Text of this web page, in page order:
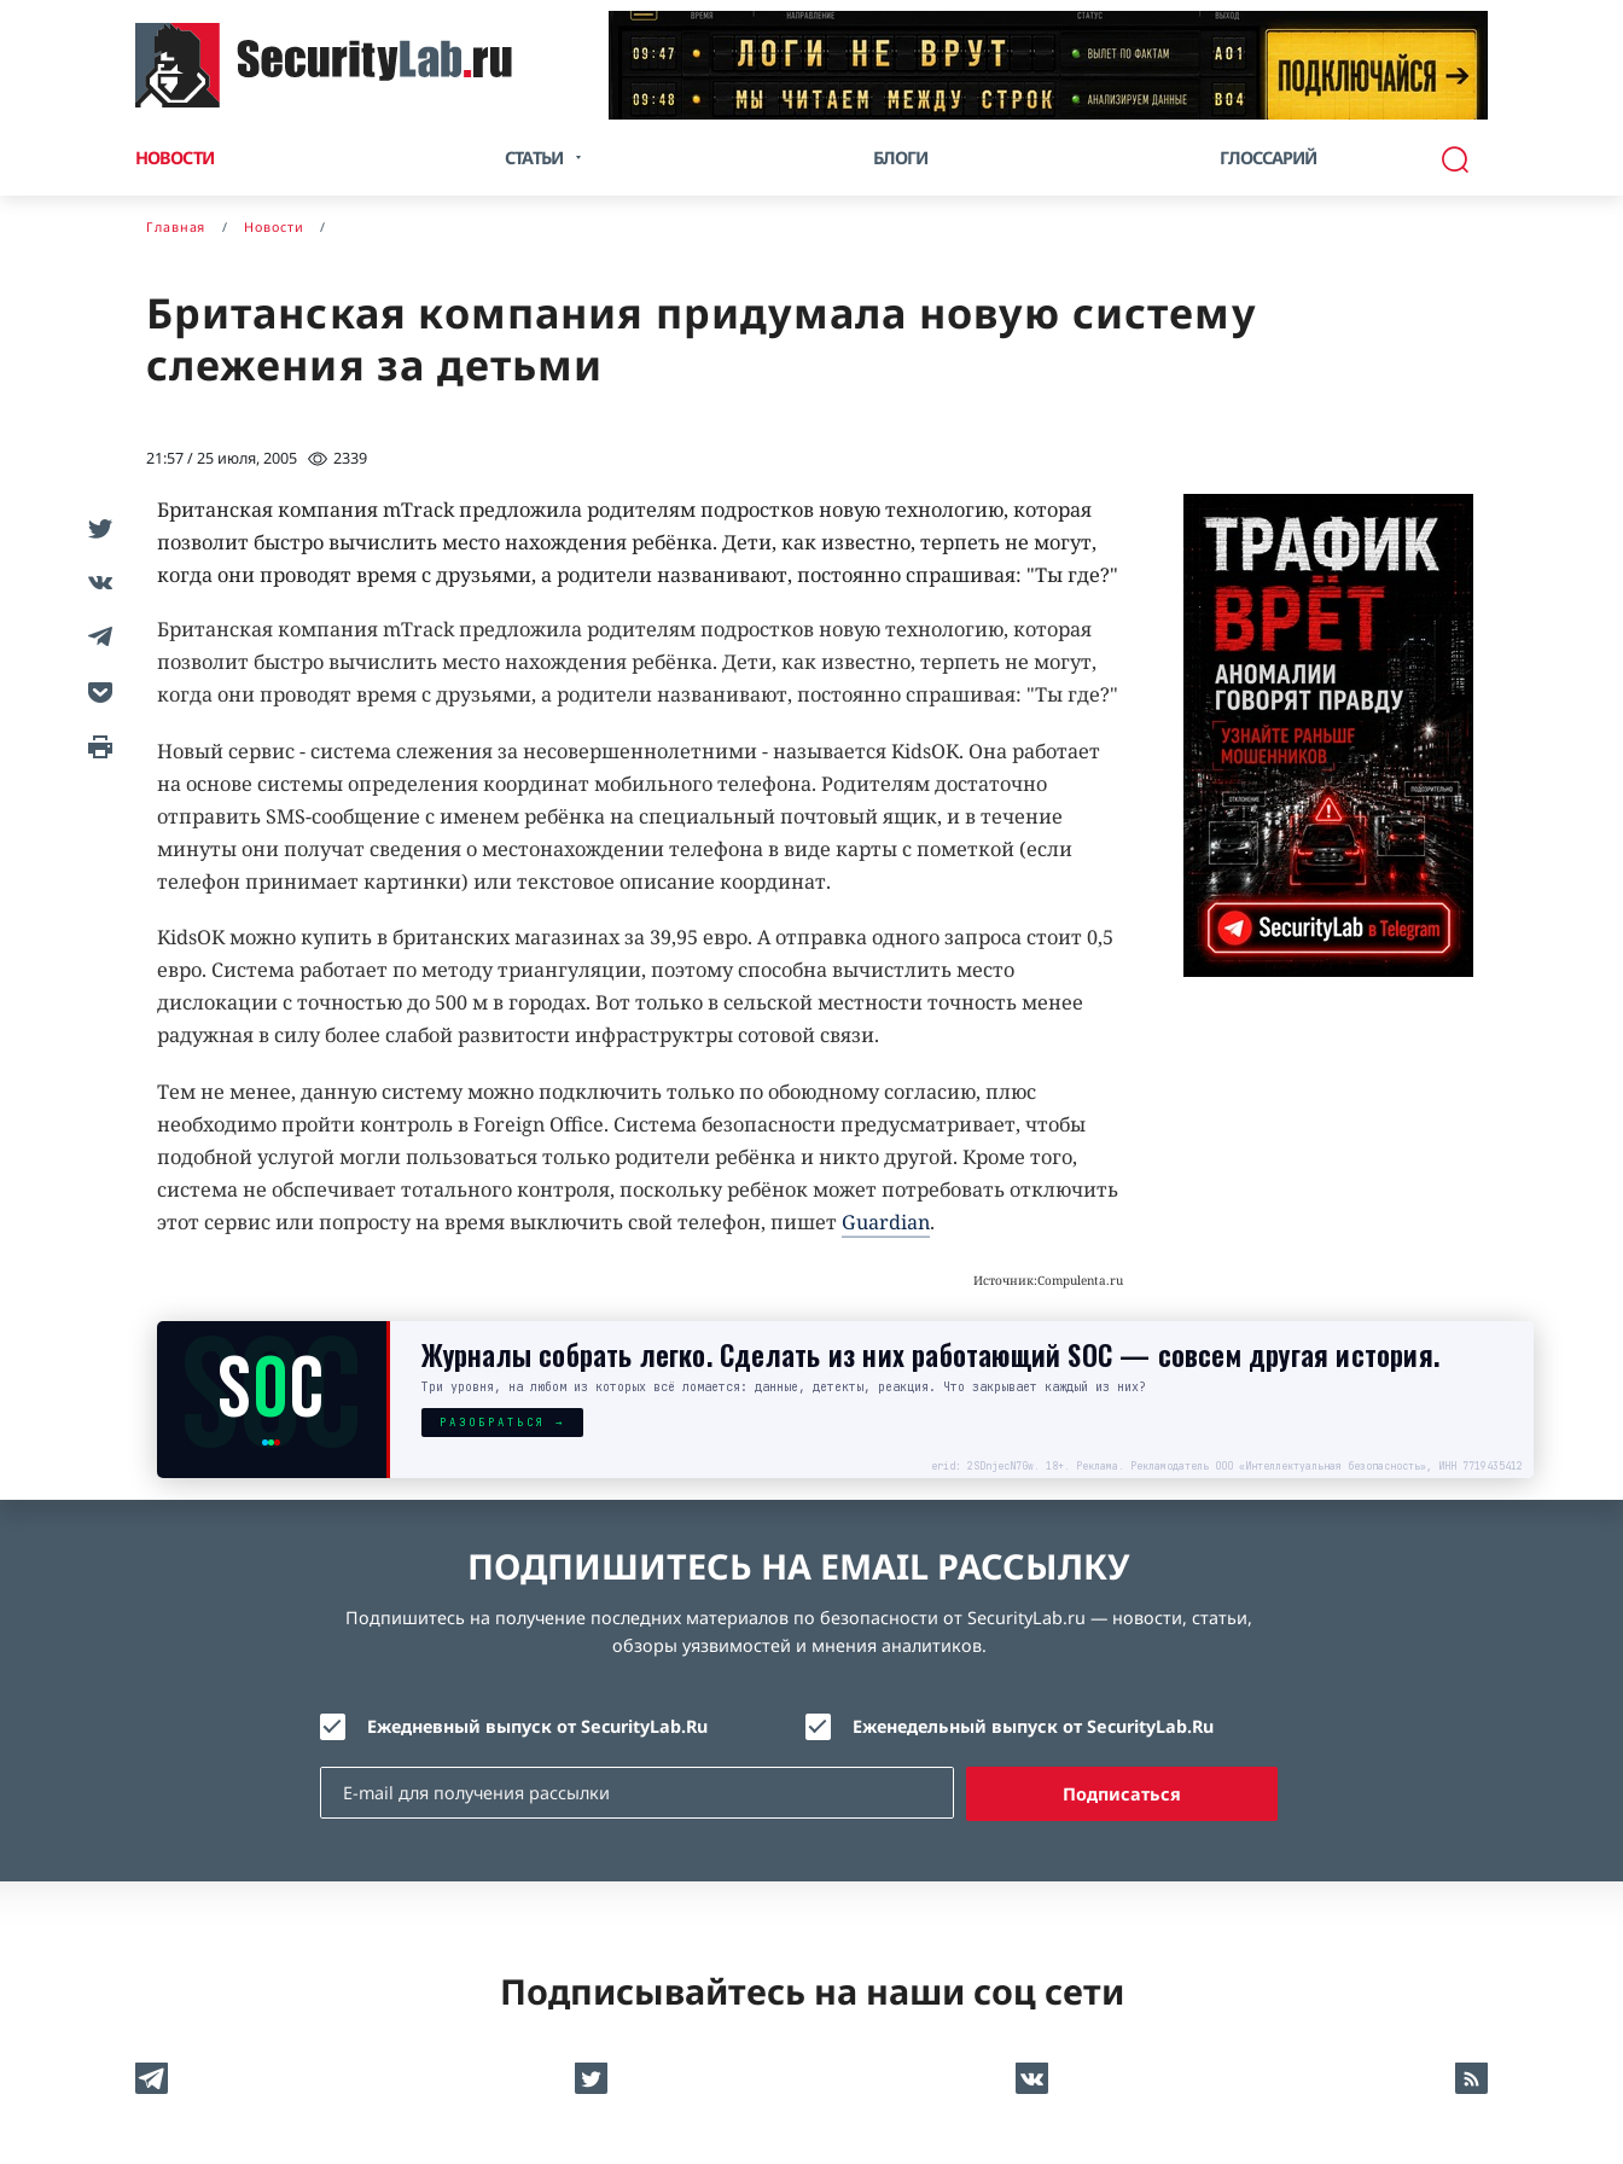
НОВОСТИ СТАТЬИ БЛОГИ ГЛОССАРИЙ
Главная Новости
Британская компания придумала новую систему
слежения за детьми
21:57 / 25 июля, 2005 2339
Британская компания mTrack предложила родителям подростков новую технологию, которая
позволит быстро вычислить место нахождения ребёнка. Дети, как известно, терпеть не могут,
когда они проводят время с друзьями, а родители названивают, постоянно спрашивая: "Ты где?"
Британская компания mTrack предложила родителям подростков новую технологию, которая
позволит быстро вычислить место нахождения ребёнка. Дети, как известно, терпеть не могут,
когда они проводят время с друзьями, а родители названивают, постоянно спрашивая: "Ты где?"
Новый сервис - система слежения за несовершеннолетними - называется KidsOK. Она работает
на основе системы определения координат мобильного телефона. Родителям достаточно
отправить SMS-сообщение с именем ребёнка на специальный почтовый ящик, и в течение
минуты они получат сведения о местонахождении телефона в виде карты с пометкой (если
телефон принимает картинки) или текстовое описание координат.
KidsOK можно купить в британских магазинах за 39,95 евро. А отправка одного запроса стоит 0,5
евро. Система работает по методу триангуляции, поэтому способна вычистлить место
дислокации с точностью до 500 м в городах. Вот только в сельской местности точность менее
радужная в силу более слабой развитости инфраструктры сотовой связи.
Тем не менее, данную систему можно подключить только по обоюдному согласию, плюс
необходимо пройти контроль в Foreign Office. Система безопасности предусматривает, чтобы
подобной услугой могли пользоваться только родители ребёнка и никто другой. Кроме того,
система не обспечивает тотального контроля, поскольку ребёнок может потребовать отключить
этот сервис или попросту на время выключить свой телефон, пишет Guardian.
Источник:Compulenta.ru
SOC
SOC Журналы собрать легко. Сделать из них работающий SOC — совсем другая история.
Три уровня, на любом из которых всё ломается: данные, детекты, реакция. Что закрывает каждый из них?
РАЗОБРАТЬСЯ →
erid: 2SDnjecN7Gw. 18+. Реклама. Рекламодатель ООО «Интеллектуальная безопасность», ИНН 7719435412
ПОДПИШИТЕСЬ НА EMAIL РАССЫЛКУ
Подпишитесь на получение последних материалов по безопасности от SecurityLab.ru — новости, статьи,
обзоры уязвимостей и мнения аналитиков.
Ежедневный выпуск от SecurityLab.Ru Еженедельный выпуск от SecurityLab.Ru
Подписаться
Подписывайтесь на наши соц сети